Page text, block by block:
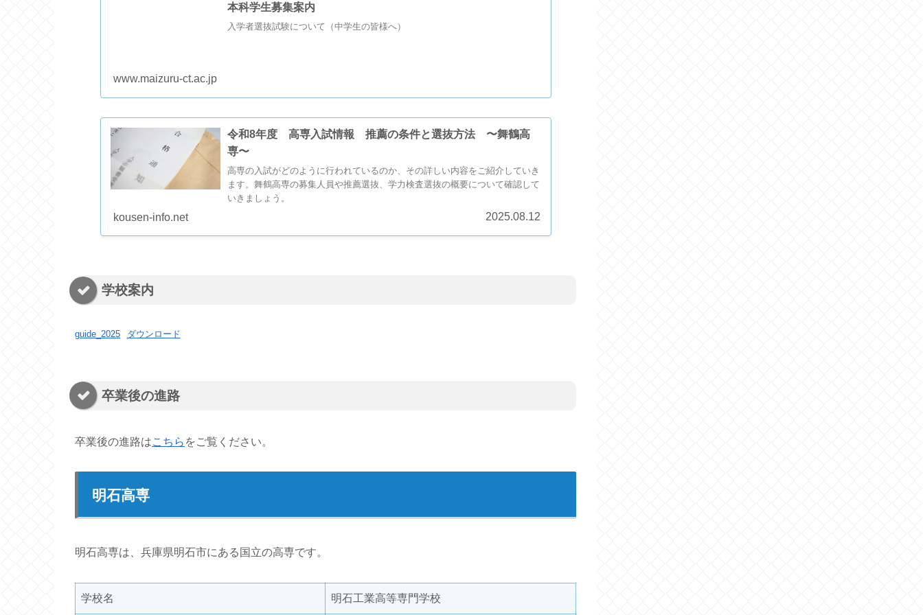
本科学生募集案内
入学者選抜試験について（中学生の皆様へ）
www.maizuru-ct.ac.jp
令和8年度 高専入試情報 推薦の条件と選抜方法 〜舞鶴高
専〜
高専の入試がどのように行われているのか、その詳しい内容をご紹介していき
ます。舞鶴高専の募集人員や推薦選抜、学力検査選抜の概要について確認して
いきましょう。
kousen-info.net 2025.08.12
学校案内
guide_2025 ダウンロード
卒業後の進路
卒業後の進路はこちら をご覧ください。
明石高専
明石高専は、兵庫県明石市にある国立の高専です。
学校名 明石工業高等専門学校